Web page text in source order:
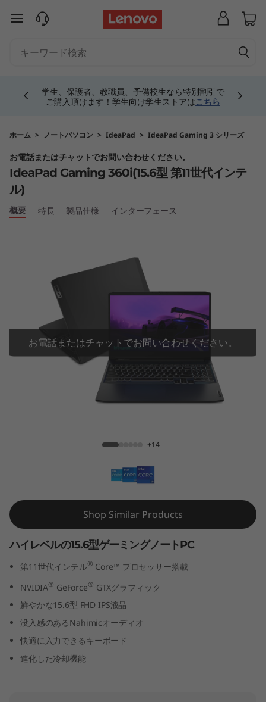
a
d
G
a
6
型
第
1
1
メインコンテンツにスキップする
学生、保護者、教職員、予備校生なら特別割引で
ご購入頂けます！学生向け学生ストアはこちら
ホーム > ノートパソコン > IdeaPad > IdeaPad Gaming 3 シリーズ
お電話またはチャットでお問い合わせください。
IdeaPad Gaming 360i(15.6型 第11世代インテ
ル)
概要 特長 製品仕様 インターフェース
お電話またはチャットでお問い合わせください。
+14
Shop Similar Products
ハイレベルの15.6型ゲーミングノートPC
第11世代インテル® Core™ プロセッサー搭載
NVIDIA® GeForce® GTXグラフィック
鮮やかな15.6型 FHD IPS液晶
没入感のあるNahimicオーディオ
快適に入力できるキーボード
進化した冷却機能